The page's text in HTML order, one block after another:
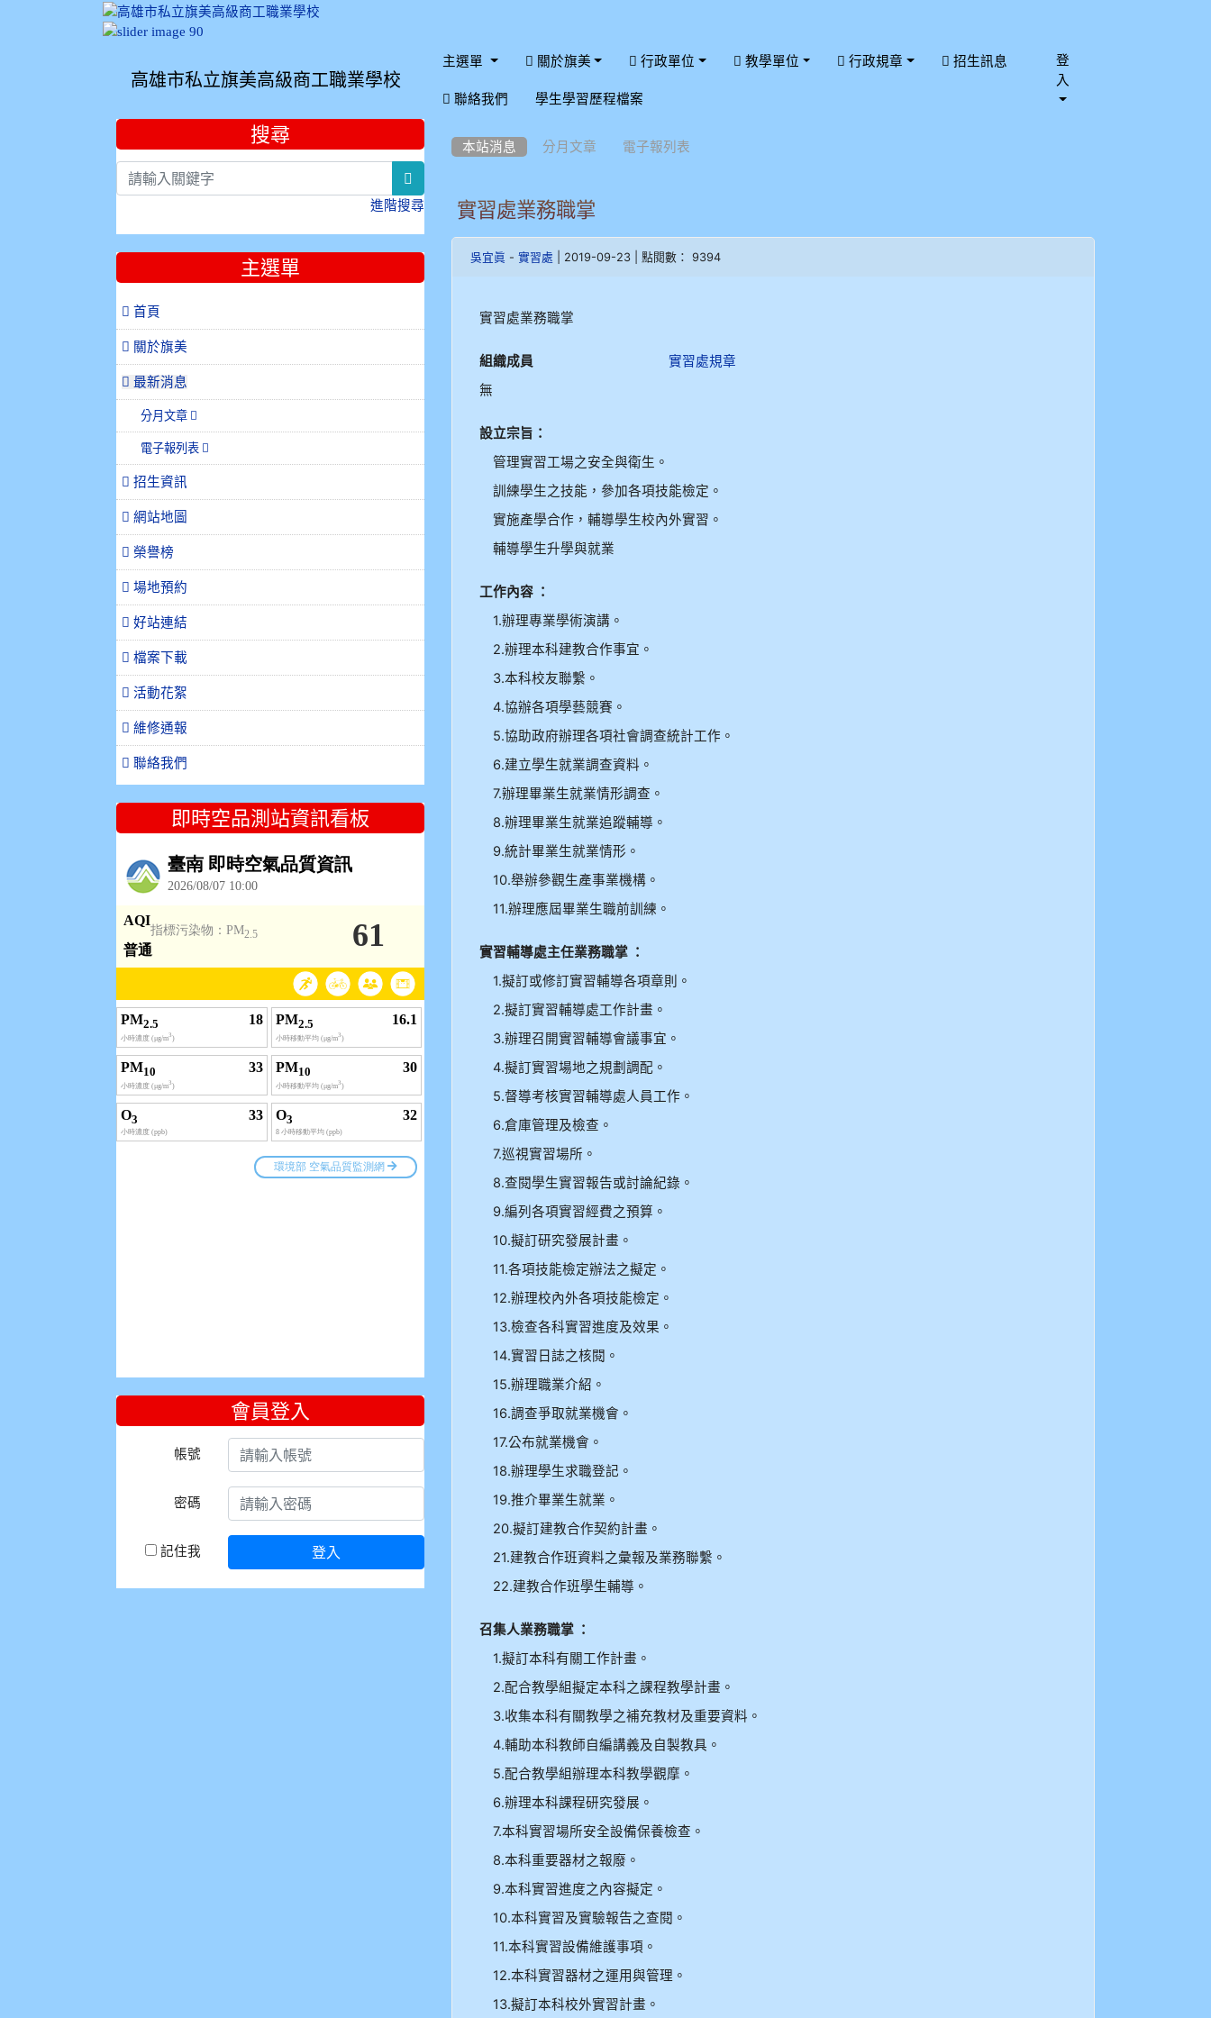
高雄市私立旗美高級商工職業學校
主選單 關於旗美 行政單位 教學單位 行政規章 招生訊息
聯絡我們 學生學習歷程檔案
登
入
本站消息 分月文章 電子報列表
實習處業務職掌
吳宜眞 -實習處 | 2019-09-23 | 點閱數： 9394
實習處業務職掌
組織成員實習處規章
無
設立宗旨：
管理實習工場之安全與衛生。
訓練學生之技能，參加各項技能檢定。
實施產學合作，輔導學生校內外實習。
輔導學生升學與就業
工作內容 ：
1.辦理專業學術演講。
2.辦理本科建教合作事宜。
3.本科校友聯繫。
4.協辦各項學藝競賽。
5.協助政府辦理各項社會調查統計工作。
6.建立學生就業調查資料。
7.辦理畢業生就業情形調查。
8.辦理畢業生就業追蹤輔導。
9.統計畢業生就業情形。
10.舉辦參觀生產事業機構。
11.辦理應屆畢業生職前訓練。
實習輔導處主任業務職掌 ：
1.擬訂或修訂實習輔導各項章則。
2.擬訂實習輔導處工作計畫。
3.辦理召開實習輔導會議事宜。
4.擬訂實習場地之規劃調配。
5.督導考核實習輔導處人員工作。
6.倉庫管理及檢查。
7.巡視實習場所。
8.查閱學生實習報告或討論紀錄。
9.編列各項實習經費之預算。
10.擬訂研究發展計畫。
11.各項技能檢定辦法之擬定。
12.辦理校內外各項技能檢定。
13.檢查各科實習進度及效果。
14.實習日誌之核閱。
15.辦理職業介紹。
16.調查爭取就業機會。
17.公布就業機會。
18.辦理學生求職登記。
19.推介畢業生就業。
20.擬訂建教合作契約計畫。
21.建教合作班資料之彙報及業務聯繫。
22.建教合作班學生輔導。
召集人業務職掌 ：
1.擬訂本科有關工作計畫。
2.配合教學組擬定本科之課程教學計畫。
3.收集本科有關教學之補充教材及重要資料。
4.輔助本科教師自編講義及自製教具。
5.配合教學組辦理本科教學觀摩。
6.辦理本科課程研究發展。
7.本科實習場所安全設備保養檢查。
8.本科重要器材之報廢。
9.本科實習進度之內容擬定。
10.本科實習及實驗報告之查閱。
11.本科實習設備維護事項。
12.本科實習器材之運用與管理。
13.擬訂本科校外實習計畫。
::: 搜尋
進階搜尋
主選單
 首頁
關於旗美
最新消息
分月文章
電子報列表
招生資訊
網站地圖
榮譽榜
場地預約
好站連結
檔案下載
活動花絮
維修通報
聯絡我們
即時空品測站資訊看板
會員登入
帳號
密碼
記住我 登入